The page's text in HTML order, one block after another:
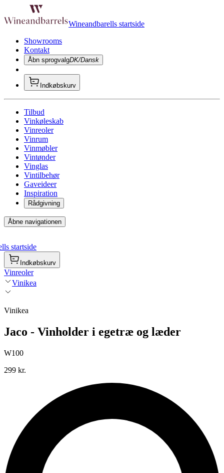
Wineandbarells startside
Showrooms
Kontakt
Åbn sprogvalgDK/Dansk
Indkøbskurv
Tilbud
Vinkøleskab
Vinreoler
Vinrum
Vinmøbler
Vintønder
Vinglas
Vintilbehør
Gaveideer
Inspiration
Rådgivning
Åbne navigationen
startside
Indkøbskurv
Vinreoler
Vinikea
Vinikea
Jaco - Vinholder i egetræ og læder
W100
299 kr.